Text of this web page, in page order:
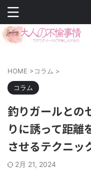
HOME >コラム >
コラム
釣りガールとの
りに誘って距離
させるテクニッ
2月 21, 2024